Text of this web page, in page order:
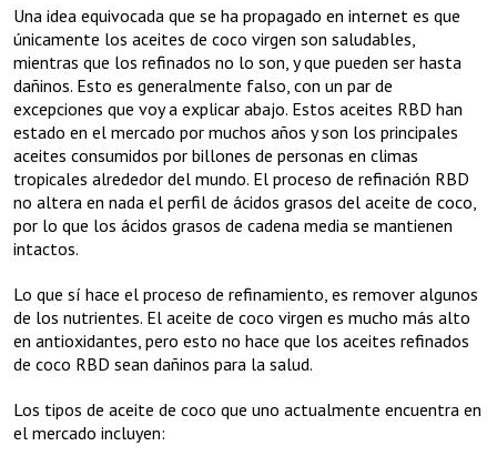
Una idea equivocada que se ha propagado en internet es que
únicamente los aceites de coco virgen son saludables,
mientras que los refinados no lo son, y que pueden ser hasta
dañinos. Esto es generalmente falso, con un par de
excepciones que voy a explicar abajo. Estos aceites RBD han
estado en el mercado por muchos años y son los principales
aceites consumidos por billones de personas en climas
tropicales alrededor del mundo. El proceso de refinación RBD
no altera en nada el perfil de ácidos grasos del aceite de coco,
por lo que los ácidos grasos de cadena media se mantienen
intactos.
Lo que sí hace el proceso de refinamiento, es remover algunos
de los nutrientes. El aceite de coco virgen es mucho más alto
en antioxidantes, pero esto no hace que los aceites refinados
de coco RBD sean dañinos para la salud.
Los tipos de aceite de coco que uno actualmente encuentra en
el mercado incluyen: